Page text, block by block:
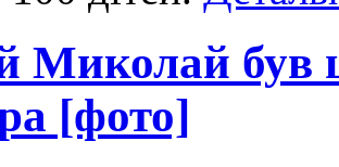
Миколай був
[фото]